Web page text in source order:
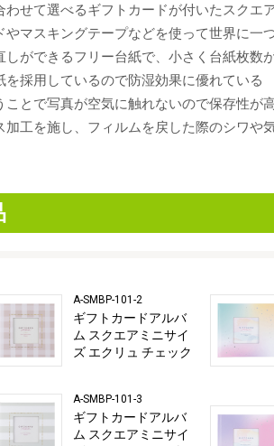
わせて選べるギフトカードが付いたスクエ
やマスキングテープなどを使って世界に一
しができるフリー台紙で、小さく台紙枚数
を採用しているので防湿効果に優れている
ことで写真が空気に触れないので保存性が
加工を施し、フィルムを戻した際のシワや
A-SMBP-101-2
ギフトカードアルバ
ム スクエアミニサイ
ズ エクリュ チェック
A-SMBP-101-3
ギフトカードアルバ
ム スクエアミニサイ